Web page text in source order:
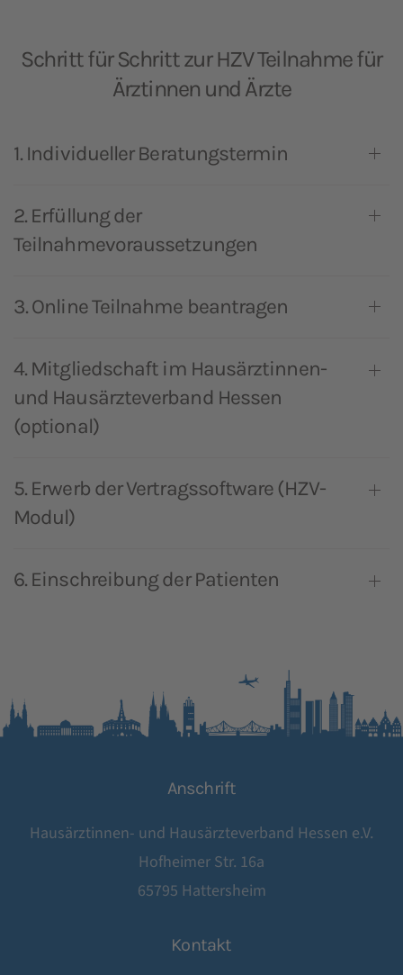
Schritt für Schritt zur HZV Teilnahme für
Ärztinnen und Ärzte
1. Individueller Beratungstermin
2. Erfüllung der
Teilnahmevoraussetzungen
3. Online Teilnahme beantragen
4. Mitgliedschaft im Hausärztinnen-
und Hausärzteverband Hessen
(optional)
5. Erwerb der Vertragssoftware (HZV-
Modul)
6. Einschreibung der Patienten
Anschrift
Hausärztinnen- und Hausärzteverband Hessen e.V.
Hofheimer Str. 16a
65795 Hattersheim
Kontakt